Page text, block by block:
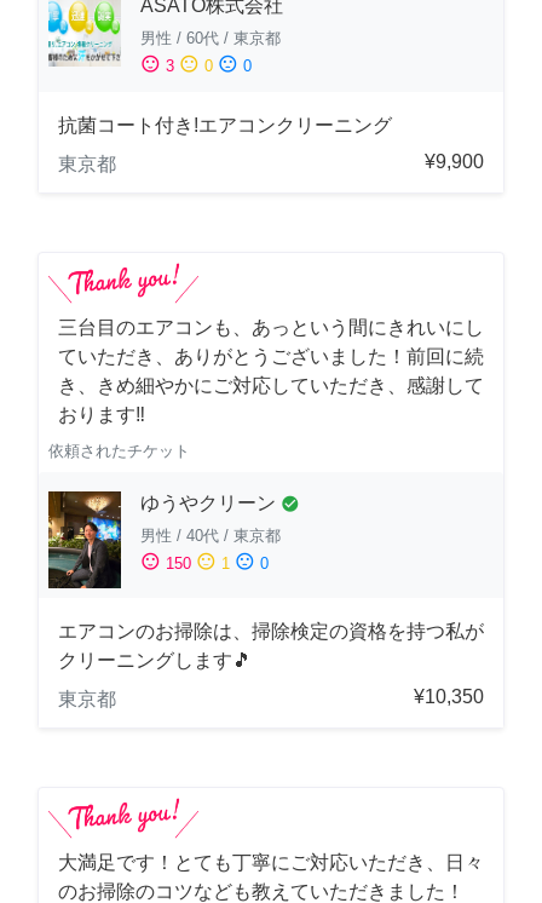
ASATO株式会社
男性 / 60代 / 東京都
sentiment_satisfied 3 sentiment_neutral 0 sentiment_dissatisfied 0
抗菌コート付き!エアコンクリーニング
東京都
¥9,900
三台目のエアコンも、あっという間にきれいにし
ていただき、ありがとうございました！前回に続
き、きめ細やかにご対応していただき、感謝して
おります‼️
依頼されたチケット
ゆうやクリーン check_circle
男性 / 40代 / 東京都
sentiment_satisfied 150 sentiment_neutral 1 sentiment_dissatisfied 0
エアコンのお掃除は、掃除検定の資格を持つ私が
クリーニングします🎵
東京都
¥10,350
大満足です！とても丁寧にご対応いただき、日々
のお掃除のコツなども教えていただきました！